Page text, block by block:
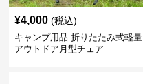
¥4,000 (税込)
キャンプ用品 折りたたみ式軽量
アウトドア月型チェア